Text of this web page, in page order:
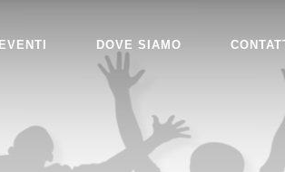
EVENTI DOVE SIAMO